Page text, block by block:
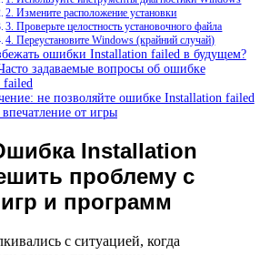
2. Измените расположение установки
3. Проверьте целостность установочного файла
4. Переустановите Windows (крайний случай)
ошибки Installation failed в будущем?
задаваемые вопросы об ошибке
failed
не позволяйте ошибке Installation failed
от игры
Installation
проблему с
и программ
с ситуацией, когда